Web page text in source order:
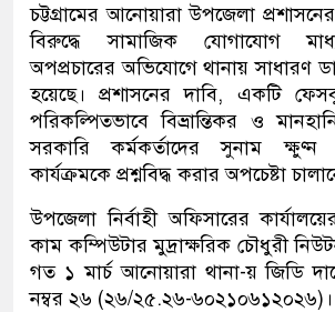
চট্টগ্রামের আনোয়ারা উপজেলা প্রশাসনের
বিরুদ্ধে সামাজিক যোগাযোগ
অপপ্রচারের অভিযোগে থানায় সাধারণ
হয়েছে। প্রশাসনের দাবি, একটি
পরিকল্পিতভাবে বিভ্রান্তিকর ও
সরকারি কর্মকর্তাদের সুনাম ক্ষুণ্ন
কার্যক্রমকে প্রশ্নবিদ্ধ করার অপচেষ্টা
উপজেলা নির্বাহী অফিসারের
কাম কম্পিউটার মুদ্রাক্ষরিক চৌধুরী
গত ১ মার্চ আনোয়ারা থানা-য় জিডি
নম্বর ২৬ (২৬/২৫.২৬-৬০২১০৬১২০২৬)।